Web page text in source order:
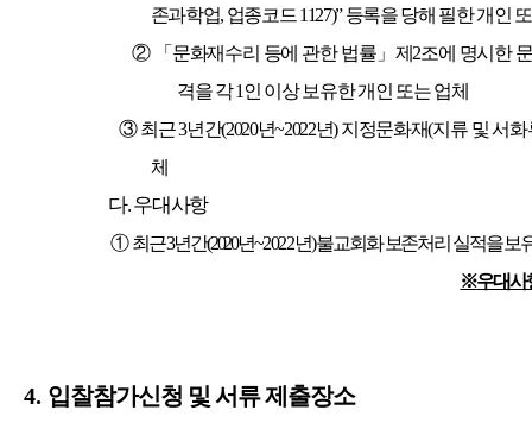
존과학업, 업종코드 1127)”등록을 당해 필한 개인
②
「 문화재수리 등에 관한 법률」 제 2조에 명시한
격을 각1인 이상 보유한 개인 또는 업체
③최근3년간(2020년~2022년)지정문화재(지류 및 서화
체
다.우대사항
①최근3년간(2020년~2022년)불교회화 보존처리 실적을 보
※우대사
4. 입찰참가신청 및 서류 제출장소